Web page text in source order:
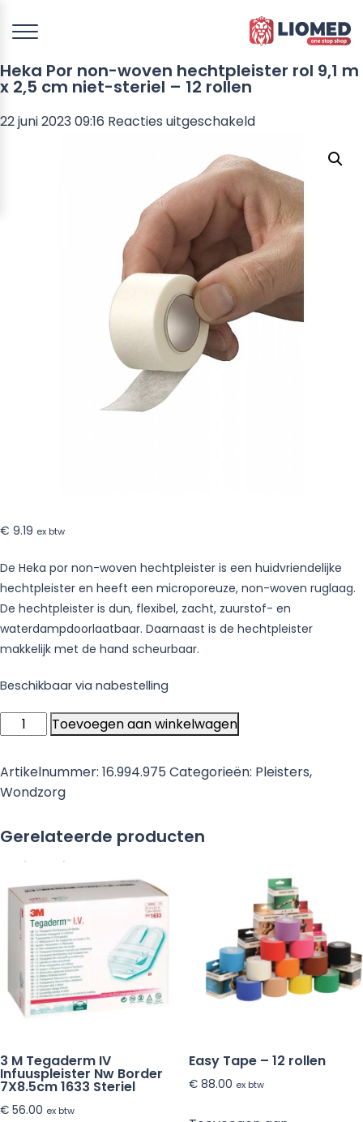
Heka Por non-woven hechtpleister rol 9,1 m
x 2,5 cm niet-steriel – 12 rollen
22 juni 2023 09:16 Reacties uitgeschakeldvoor
Por
non-
woven
hechtpleister
rol
9,1
m
x
2,5
€ 9.19 ex btw
De Heka por non-woven hechtpleister is een huidvriendelijke
hechtpleister en heeft een microporeuze, non-woven ruglaag.
De hechtpleister is dun, flexibel, zacht, zuurstof- en
waterdampdoorlaatbaar. Daarnaast is de hechtpleister
makkelijk met de hand scheurbaar.
Beschikbaar via nabestelling
Heka
Por
non-
woven
hechtpleister
9,1
niet-
steriel
Toevoegen aan winkelwagen
Artikelnummer: 16.994.975 Categorieën: Pleisters,
Wondzorg
Gerelateerde producten
3 M Tegaderm IV
Infuuspleister Nw Border
7X8.5cm 1633 Steriel
€ 56.00 ex btw
Easy Tape – 12 rollen
€88.00 ex btw